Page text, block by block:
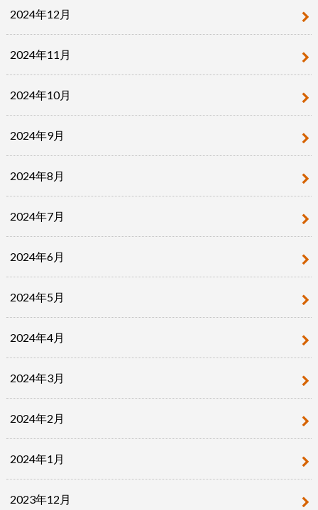
2024年12月
2024年11月
2024年10月
2024年9月
2024年8月
2024年7月
2024年6月
2024年5月
2024年4月
2024年3月
2024年2月
2024年1月
2023年12月